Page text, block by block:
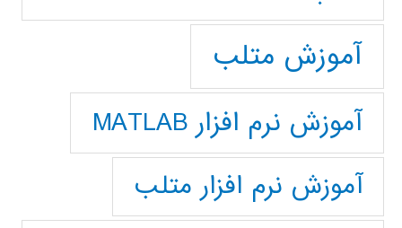
آموزش متلب
آموزش نرم افزار MATLAB
آموزش نرم افزار متلب